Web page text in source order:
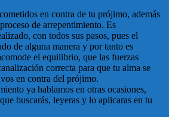
en contra de tu prójimo, además
de arrepentimiento. Es
con todos sus pasos, pues el
de alguna manera y por tanto es
el equilibrio, que las fuerzas
correcta para que tu alma se
en contra del prójimo.
ya hablamos en otras ocasiones,
buscarás, leyeras y lo aplicaras en tu